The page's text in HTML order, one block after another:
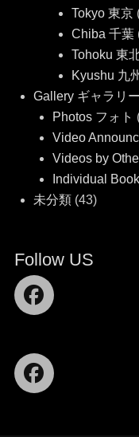
Tokyo 東京
Chiba 千葉
Tohoku 東
Kyushu 九
Gallery ギャラリー
Photos フォト
Video
Videos by
Individual
未分類(43)
Follow US